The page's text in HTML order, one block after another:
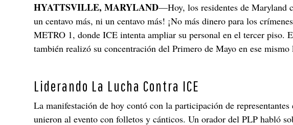
HYATTSVILLE, MARYLAND—Hoy, los residentes de Maryland
un centavo más, ni un centavo más! ¡No más dinero para los
METRO 1, donde ICE intenta ampliar su personal en el tercer piso.
también realizó su concentración del Primero de Mayo en ese
Liderando La Lucha Contra ICE
La manifestación de hoy contó con la participación de
unieron al evento con folletos y cánticos. Un orador del PLP habló